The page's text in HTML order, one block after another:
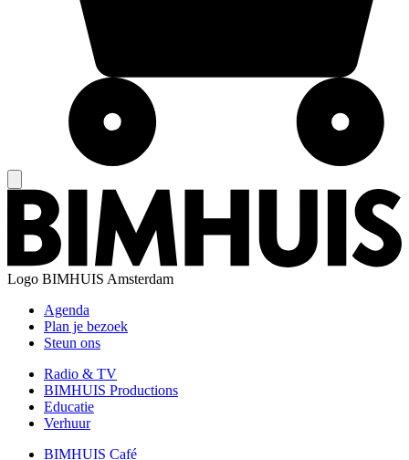
Logo BIMHUIS Amsterdam
Agenda
Plan je bezoek
Steun ons
Radio & TV
BIMHUIS Productions
Educatie
Verhuur
BIMHUIS Café